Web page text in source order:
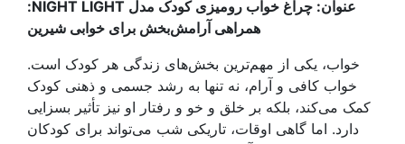
عنوان: چراغ خواب رومیزی کودک مدل NIGHT LIGHT:
همراهی آرامش‌بخش برای خوابی شیرین
خواب، یکی از مهم‌ترین بخش‌های زندگی هر کودک است.
خواب کافی و آرام، نه تنها به رشد جسمی و ذهنی کودک
کمک می‌کند، بلکه بر خلق و خو و رفتار او نیز تأثیر بسزایی
دارد. اما گاهی اوقات، تاریکی شب می‌تواند برای کودکان